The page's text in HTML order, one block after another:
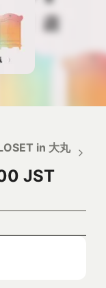
in 大丸
JST